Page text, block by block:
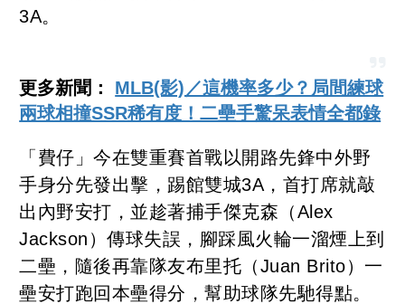
3A。
更多新聞： MLB(影)／這機率多少？局間練球
兩球相撞SSR稀有度！二壘手驚呆表情全都錄
「費仔」今在雙重賽首戰以開路先鋒中外野
手身分先發出擊，踢館雙城3A，首打席就敲
出內野安打，並趁著捕手傑克森（Alex
Jackson）傳球失誤，腳踩風火輪一溜煙上到
二壘，隨後再靠隊友布里托（Juan Brito）一
壘安打跑回本壘得分，幫助球隊先馳得點。